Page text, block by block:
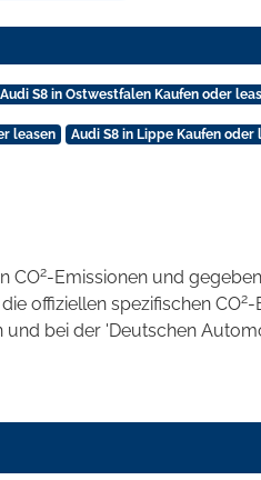
Audi S8 in Ostwestfalen Kaufen oder
leasen Audi S8 in Lippe Kaufen oder
CO2-Emissionen und
offiziellen spezifischen CO2-
bei der 'Deutschen